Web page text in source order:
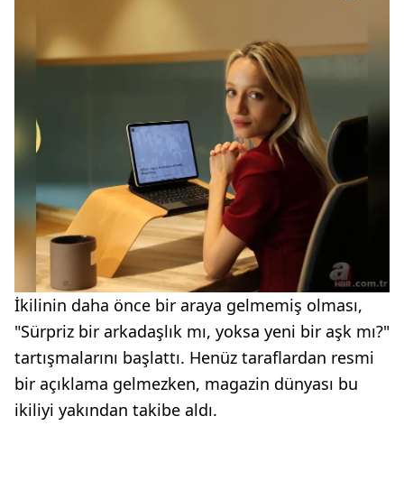
İkilinin daha önce bir araya gelmemiş olması,
"Sürpriz bir arkadaşlık mı, yoksa yeni bir aşk mı?"
tartışmalarını başlattı. Henüz taraflardan resmi
bir açıklama gelmezken, magazin dünyası bu
ikiliyi yakından takibe aldı.